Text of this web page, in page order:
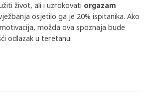
život, ali i uzrokovati orgazam
osjetilo ga je 20% ispitanika. Ako
možda ova spoznaja bude
odlazak u teretanu.